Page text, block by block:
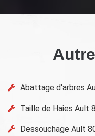
Abattage d'arbres
Taille de Haies Ault
Dessouchage Ault